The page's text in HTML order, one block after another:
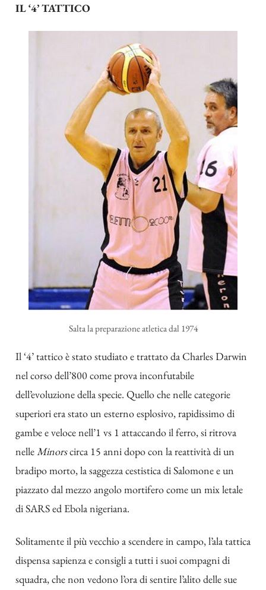
IL ‘4’ TATTICO
Salta la preparazione atletica dal 1974
Il ‘4’ tattico è stato studiato e trattato da Charles Darwin
nel corso dell’800 come prova inconfutabile
dell’evoluzione della specie. Quello che nelle categorie
superiori era stato un esterno esplosivo, rapidissimo di
gambe e veloce nell’1 vs 1 attaccando il ferro, si ritrova
nelleMinorscirca 15 anni dopo con la reattività di un
bradipo morto, la saggezza cestistica di Salomone e un
piazzato dal mezzo angolo mortifero come un mix letale
di SARS ed Ebola nigeriana.
Solitamente il più vecchio a scendere in campo, l’ala tattica
dispensa sapienza e consigli a tutti i suoi compagni di
squadra, che non vedono l’ora di sentire l’alito delle sue